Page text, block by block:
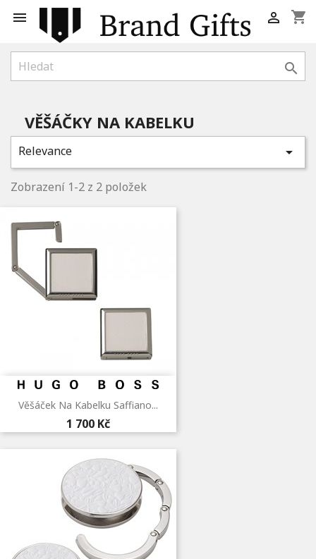
 shopping_cart


VĚŠÁČKY NA KABELKU
Relevance 
Zobrazení 1-2 z 2 položek
Věšáček Na Kabelku Saffiano...
1 700 Kč